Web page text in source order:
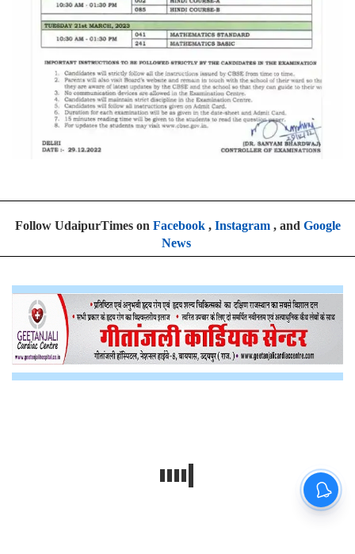
Follow UdaipurTimes on Facebook, Instagram, and Google
News